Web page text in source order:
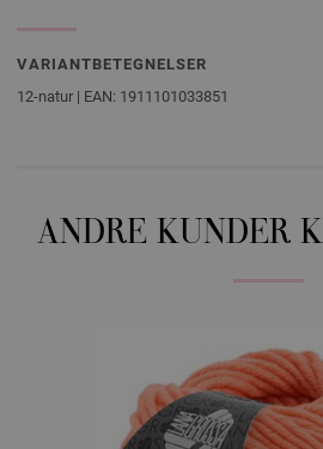
VARIANTBETEGNELSER
12-natur | EAN: 1911101033851
ANDRE KUNDER